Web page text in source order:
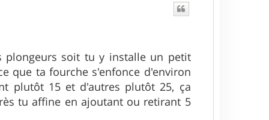
soit tu y installe un petit
que ta fourche s'enfonce d'environ
plutôt 15 et d'autres plutôt 25, ça
tu affine en ajoutant ou retirant 5